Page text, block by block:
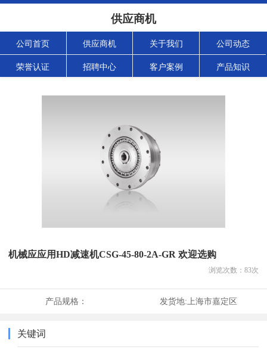
供应商机
公司首页 供应商机 关于我们 公司动态
荣誉认证 招聘中心 客户案例 产品知识
机械应应用HD减速机CSG-45-80-2A-GR 欢迎选购
浏览次数： 83次
产品规格： 发货地: 上海市嘉定区
关键词